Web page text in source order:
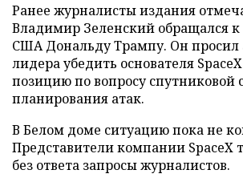
Ранее журналисты издания
Владимир Зеленский обращался
США Дональду Трампу. Он просил
лидера убедить основателя
позицию по вопросу спутниковой
планирования атак.
В Белом доме ситуацию пока не
Представители компании SpaceX
без ответа запросы журналистов.